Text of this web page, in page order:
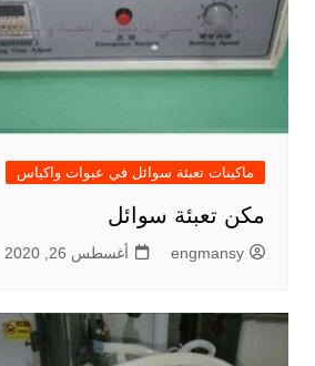
ماكينات تعبئة سوائل في عبوات واكياس
مكن تعبئة سوائل
engmansy أغسطس 26, 2020